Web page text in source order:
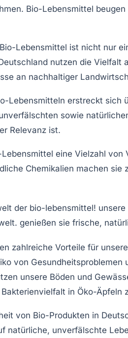
. Bio-Lebensmittel
Lebensmittel ist nicht nur
nutzen die
an nachhaltiger
Lebensmitteln erstreckt sich
sowie
Relevanz ist.
Lebensmittel eine Vielzahl von
Chemikalien machen
zahlreiche Vorteile für
von Gesundheitsproblemen
unsere Böden und
in Öko-Äpfeln
von Bio-Produkten in
natürliche, unverfälschte